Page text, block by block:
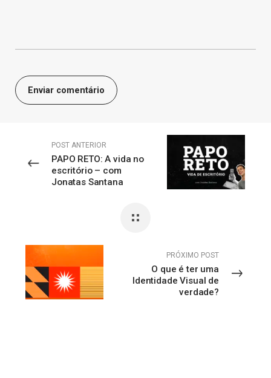
POST ANTERIOR
PAPO RETO: A vida no
escritório – com
Jonatas Santana
PRÓXIMO POST
O que é ter uma
Identidade Visual de
verdade?